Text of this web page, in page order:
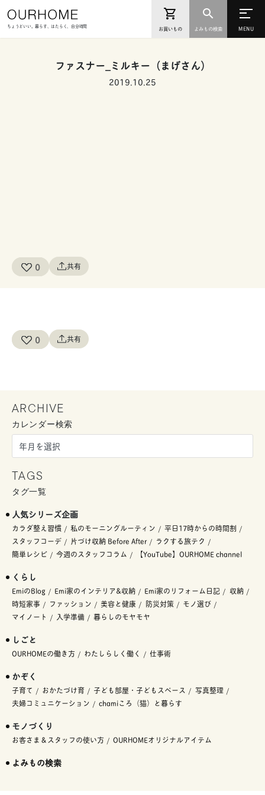
ちょうどいい。暮らす、はたらく、自分時間
ファスナー_ミルキー（まげさん）
2019.10.25
0 共有
0 共有
ARCHIVE
カレンダー検索
TAGS
タグ一覧
人気シリーズ企画
カラダ整え習慣 私のモーニングルーティン
平日17時からの時間割
スタッフコーデ
片づけ収納 Before After
ラクする旅テク
簡単レシピ
今週のスタッフコラム 【YouTube】OURHOME channel
くらし
EmiのBlog Emi家のインテリア&収納 Emi家のリフォーム日記
収納
時短家事
ファッション 美容と健康 防災対策
モノ選び
マイノート
入学準備 暮らしのモヤモヤ
しごと
OURHOMEの働き方 わたしらしく働く 仕事術
かぞく
子育て おかたづけ育 子ども部屋・子どもスペース
写真整理
夫婦コミュニケーション
chamiころ（猫）と暮らす
モノづくり
お客さま＆スタッフの使い方 OURHOMEオリジナルアイテム
よみもの検索
お買いもの よみもの検索